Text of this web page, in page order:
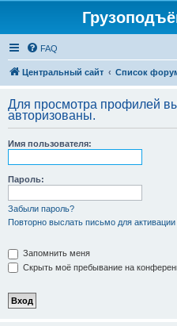
FAQ
Центральный сайт Список
Для просмотра профилей
авторизованы.
Имя пользователя:
Пароль:
Забыли пароль?
Повторно выслать письмо для активации
Запомнить меня
Скрыть моё пребывание на